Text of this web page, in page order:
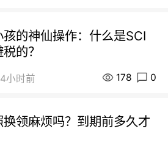
的神仙操作：什么是SCI
的？
4小时前 178 0
领麻烦吗？到期前多久才